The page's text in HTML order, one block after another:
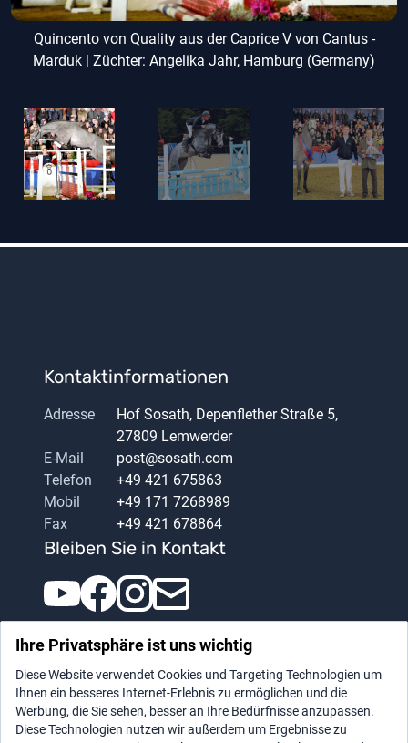
Quincento von Quality aus der Caprice V von Cantus -
Marduk | Züchter: Angelika Jahr, Hamburg (Germany)
Kontaktinformationen
Adresse
Hof Sosath, Depenflether Straße 5,
27809 Lemwerder
E-Mail
post@sosath.com
Telefon
+49 421 675863
Mobil
+49 171 7268989
Fax
+49 421 678864
Bleiben Sie in Kontakt
Ihre Privatsphäre ist uns wichtig
Diese Website verwendet Cookies und Targeting Technologien um
Ihnen ein besseres Internet-Erlebnis zu ermöglichen und die
Werbung, die Sie sehen, besser an Ihre Bedürfnisse anzupassen.
Diese Technologien nutzen wir außerdem um Ergebnisse zu